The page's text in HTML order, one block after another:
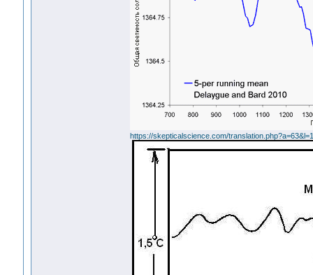
https://skepticalscience.com/